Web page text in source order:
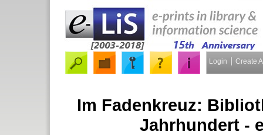
Login Create
Im Fadenkreuz:
Jahrhundert -